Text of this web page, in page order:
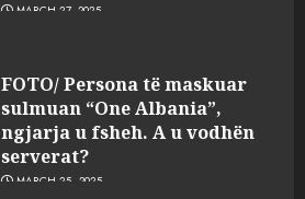
MARCH 27, 2025
FOTO/ Persona të maskuar
sulmuan “One Albania”,
ngjarja u fsheh. A u vodhën
serverat?
MARCH 25, 2025